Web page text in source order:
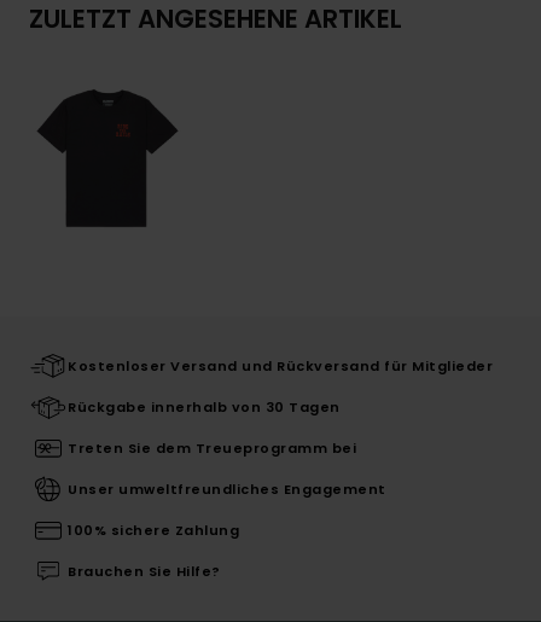
ZULETZT ANGESEHENE ARTIKEL
Kostenloser Versand und Rückversand für Mitglieder
Rückgabe innerhalb von 30 Tagen
Treten Sie dem Treueprogramm bei
Unser umweltfreundliches Engagement
100% sichere Zahlung
Brauchen Sie Hilfe?